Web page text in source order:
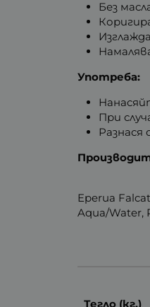
Без
Употреба:
При
Разнася
Eperua
Aqua/Water,
Тегло (кг.)